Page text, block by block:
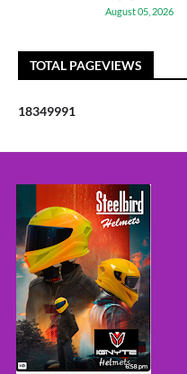
August 05, 2026
TOTAL PAGEVIEWS
18349991